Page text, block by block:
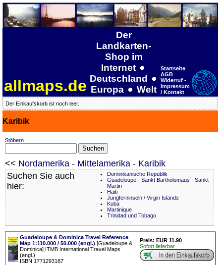
allmaps.de
Der
Landkarten-
Shop im
Internet
Deutschland
Europa
Welt
Startseite
AGB
Widerruf -
Impressum
/ Kontakt
Der Einkaufskorb ist noch leer.
Karibik
Stöbern
<< Nordamerika - Mittelamerika - Karibik
Suchen Sie auch
hier:
Dominikanische Republik
Guadeloupe - Sankt Bartholomäus - Sankt
Martin
Haiti
Jungferninseln / Virgin Islands
Kuba
Martinique
Trinidad und Tobago
Guadeloupe & Dominica Travel Reference
Map 1:110.000 / 50.000 (engl.) [Guadeloupe &
Dominica] ITMB International Travel Maps
(engl.)
ISBN 1771293187
Preis: EUR 11.90
Sofort lieferbar